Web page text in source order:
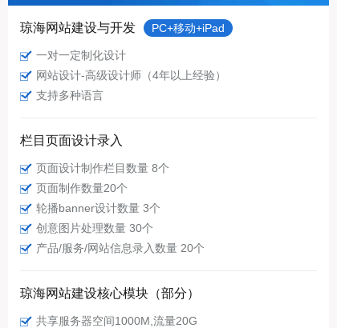
琼海网站建设与开发 PC+移动+iPad
一对一定制化设计
网站设计-高级设计师（4年以上经验）
支持多种语言
栏目页面设计录入
页面设计制作栏目数量 8个
页面制作数量20个
轮播banner设计数量 3个
创意图片处理数量 30个
产品/服务/网站信息录入数量 20个
琼海网站建设核心模块（部分）
共享服务器空间1000M,流量20G